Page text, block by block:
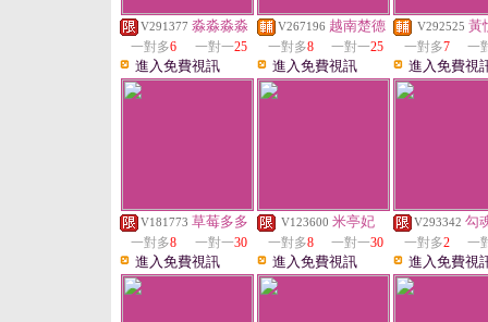
V291377 淼淼淼淼
一對多6 一對一25
進入免費視訊
V267196 越南楚德
一對多8 一對一25
進入免費視訊
V292525 黃
一對多7 一
進入免費視
V181773 草莓多多
一對多8 一對一30
進入免費視訊
V123600 米亭妃
一對多8 一對一30
進入免費視訊
V293342 勾
一對多2 一
進入免費視